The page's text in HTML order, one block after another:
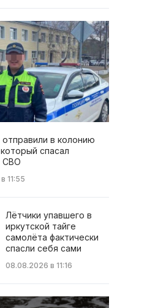
в колонию
спасал
СВО
11:55
Лётчики упавшего в
иркутской тайге
самолёта фактически
спасли себя сами
08.08.2026 в 11:16